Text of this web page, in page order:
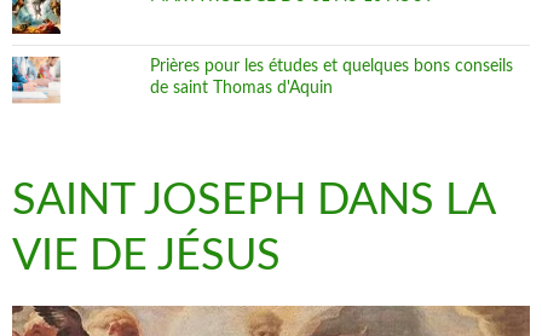
Prières pour les études et quelques bons conseils
de saint Thomas d'Aquin
SAINT JOSEPH DANS LA
VIE DE JÉSUS